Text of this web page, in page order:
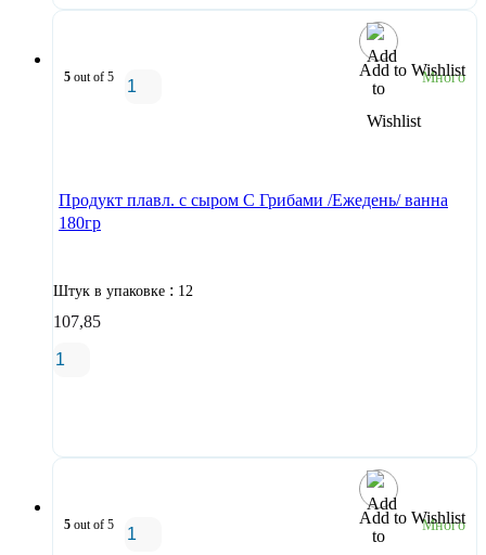
Add to Wishlist
5 out of 5 Много
Продукт плавл. с сыром С Грибами /Ежедень/ ванна
180гр
Штук в упаковке : 12
107,85
Add to Wishlist
5 out of 5 Много